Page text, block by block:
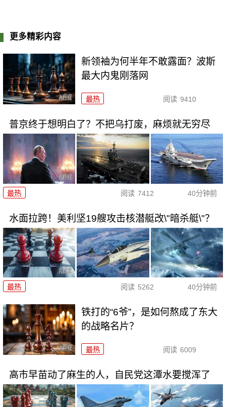
更多精彩内容
新领袖为何半年不敢露面？波斯
最大内鬼刚落网
最热 阅读 9410
普京终于想明白了？不把乌打废，麻烦就无穷尽
最热 阅读 7412 40分钟前
水面拉跨！美利坚19艘攻击核潜艇改\"暗杀艇\"？
最热 阅读 5262 40分钟前
铁打的“6爷”，是如何熬成了东大
的战略名片？
最热 阅读 6009
高市早苗动了麻生的人，自民党这潭水要搅浑了